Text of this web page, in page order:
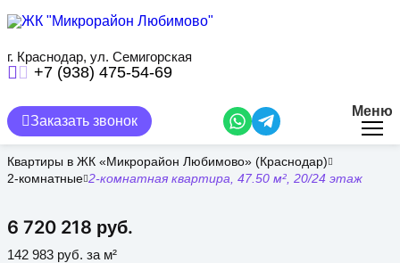
содержанию
г. Краснодар, ул. Семигорская
+7 (938) 475-54-69
Заказать звонок
Меню
Квартиры в ЖК «Микрорайон Любимово» (Краснодар)
2-комнатные 2-комнатная квартира, 47.50 м², 20/24 этаж
6 720 218 руб.
142 983 руб. за м²